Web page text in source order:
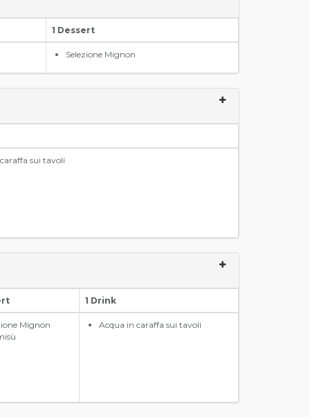
1 Dessert
Selezione Mignon
sui tavoli
1 Drink
Mignon
Acqua in caraffa sui tavoli